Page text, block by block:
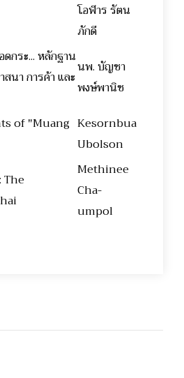
โอฬาร รัตน
ภักดี
กระ... หลักฐาน
นา การค้า และ
นพ. บัญชา
พงษ์พานิช
of "Muang Kesornbua
Ubolson
Methinee
Cha-
umpol